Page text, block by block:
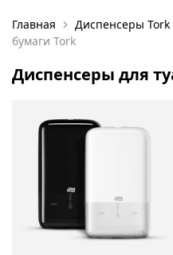
Главная Диспенсеры Tork
бумаги Tork
Диспенсеры для